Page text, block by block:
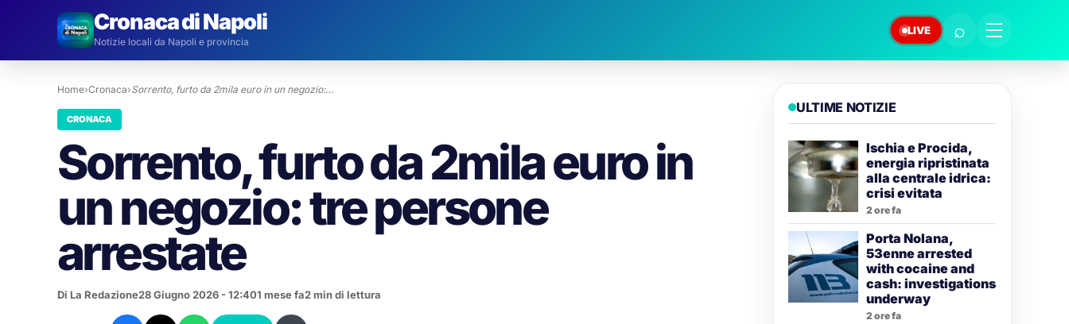
Cronaca di Napoli
Notizie locali da Napoli e provincia
LIVE ⌕
Home›Cronaca›Sorrento, furto da 2mila euro in un negozio:…
CRONACA
Sorrento, furto da 2mila euro in
un negozio: tre persone
arrestate
Di La Redazione28 Giugno 2026 - 12:401 mese fa2 min di lettura
ULTIME NOTIZIE
Ischia e Procida,
energia ripristinata
alla centrale idrica:
crisi evitata
2 ore fa
Porta Nolana,
53enne arrested
with cocaine and
cash: investigations
underway
2 ore fa